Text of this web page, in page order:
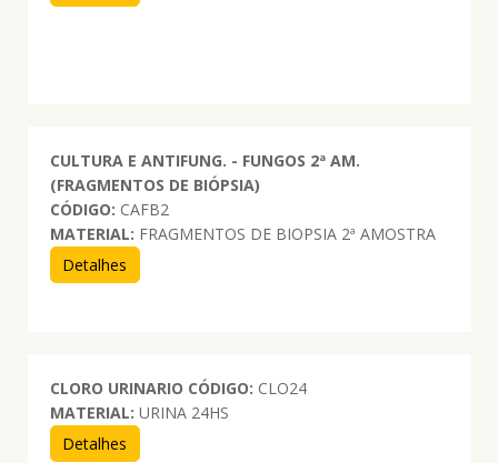
CULTURA E ANTIFUNG. - FUNGOS 2ª AM.
(FRAGMENTOS DE BIÓPSIA)
CÓDIGO: CAFB2
MATERIAL: FRAGMENTOS DE BIOPSIA 2ª AMOSTRA
Detalhes
CLORO URINARIO CÓDIGO: CLO24
MATERIAL: URINA 24HS
Detalhes